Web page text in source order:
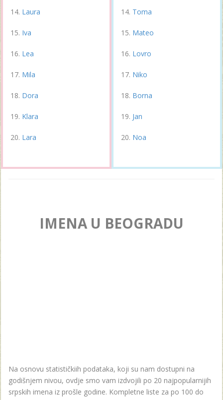
Laura
Iva
Lea
Mila
Dora
Klara
Lara
Toma
Mateo
Lovro
Niko
Borna
Jan
Noa
IMENA U BEOGRADU
Na osnovu statističkiih podataka, koji su nam dostupni na
godišnjem nivou, ovdje smo vam izdvojili po 20 najpopularnijih
srpskih imena iz prošle godine. Kompletne liste za po 100 do